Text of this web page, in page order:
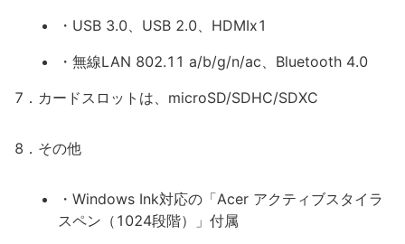
・USB 3.0、USB 2.0、HDMIx1
・無線LAN 802.11 a/b/g/n/ac、Bluetooth 4.0
7．カードスロットは、microSD/SDHC/SDXC
8．その他
・Windows Ink対応の「Acer アクティブスタイラ
スペン（1024段階）」付属